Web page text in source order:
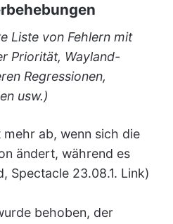
Liste von Fehlern mit
Priorität, Wayland-
Regressionen,
usw.)
ab, wenn sich die
ändert, während es
Spectacle 23.08.1. Link)
behoben, der